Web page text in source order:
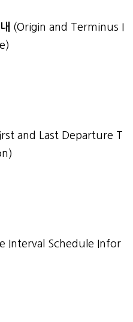
(Origin and Terminus I
and Last Departure T
Interval Schedule Infor